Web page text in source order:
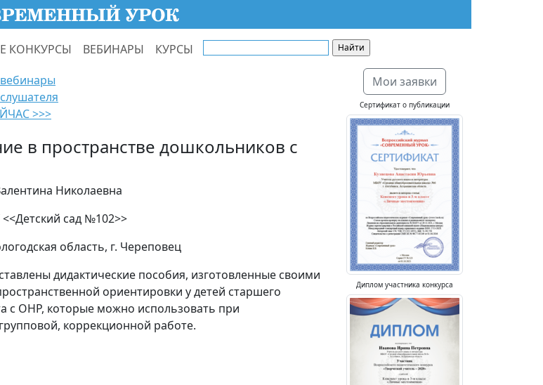
КОНКУРСЫ ВЕБИНАРЫ КУРСЫ
вебинары
слушателя
>>>
в пространстве дошкольников с
Николаевна
сад №102>>
область, г. Череповец
дидактические пособия, изготовленные своими
ориентировки у детей старшего
с ОНР, которые можно использовать при
коррекционной работе.
Мои заявки
Сертификат о публикации
Диплом участника конкурса